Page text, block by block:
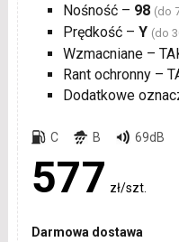
Nośność – 98 (do
Prędkość – Y (do
Wzmacniane –
Rant ochronny –
Dodatkowe
C B 69dB
577 zł/szt.
Darmowa dostawa